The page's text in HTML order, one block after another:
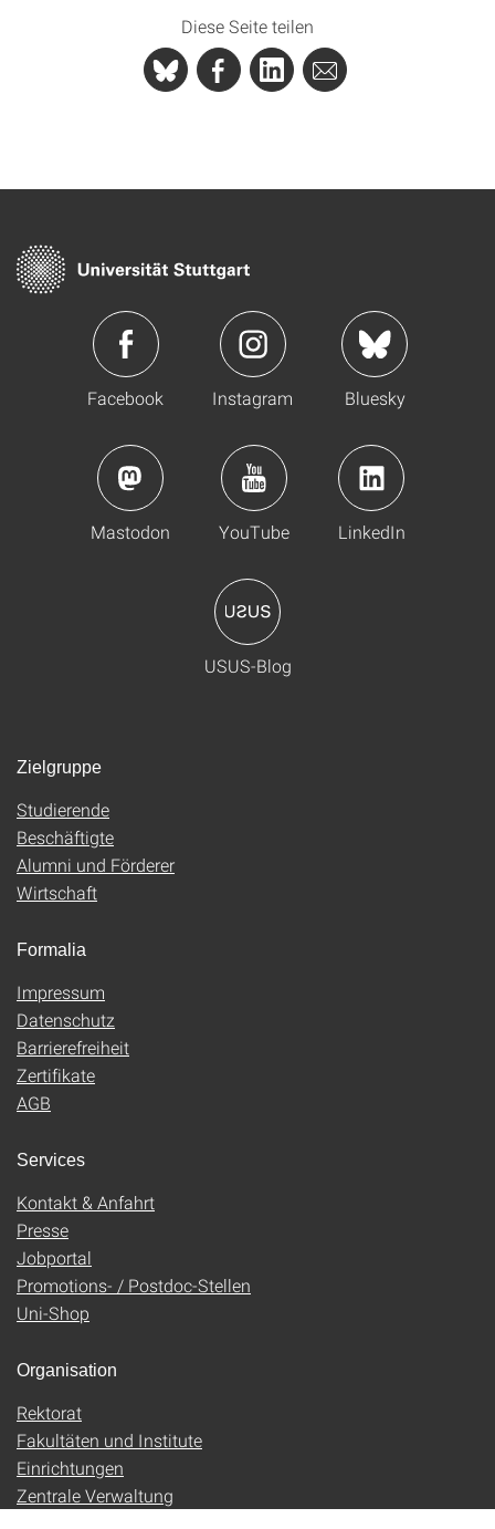
Diese Seite teilen
Facebook Instagram Bluesky
Mastodon YouTube LinkedIn
USUS-Blog
Zielgruppe
Studierende
Beschäftigte
Alumni und Förderer
Wirtschaft
Formalia
Impressum
Datenschutz
Barrierefreiheit
Zertifikate
AGB
Services
Kontakt & Anfahrt
Presse
Jobportal
Promotions- / Postdoc-Stellen
Uni-Shop
Organisation
Rektorat
Fakultäten und Institute
Einrichtungen
Zentrale Verwaltung